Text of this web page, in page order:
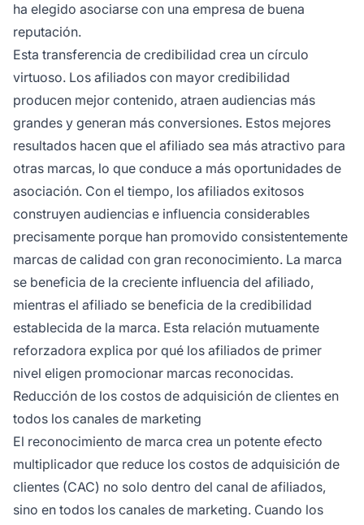
ha elegido asociarse con una empresa de buena
reputación.
Esta transferencia de credibilidad crea un círculo
virtuoso. Los afiliados con mayor credibilidad
producen mejor contenido, atraen audiencias más
grandes y generan más conversiones. Estos mejores
resultados hacen que el afiliado sea más atractivo para
otras marcas, lo que conduce a más oportunidades de
asociación. Con el tiempo, los afiliados exitosos
construyen audiencias e influencia considerables
precisamente porque han promovido consistentemente
marcas de calidad con gran reconocimiento. La marca
se beneficia de la creciente influencia del afiliado,
mientras el afiliado se beneficia de la credibilidad
establecida de la marca. Esta relación mutuamente
reforzadora explica por qué los afiliados de primer
nivel eligen promocionar marcas reconocidas.
Reducción de los costos de adquisición de clientes en
todos los canales de marketing
El reconocimiento de marca crea un potente efecto
multiplicador que reduce los costos de adquisición de
clientes (CAC) no solo dentro del canal de afiliados,
sino en todos los canales de marketing. Cuando los